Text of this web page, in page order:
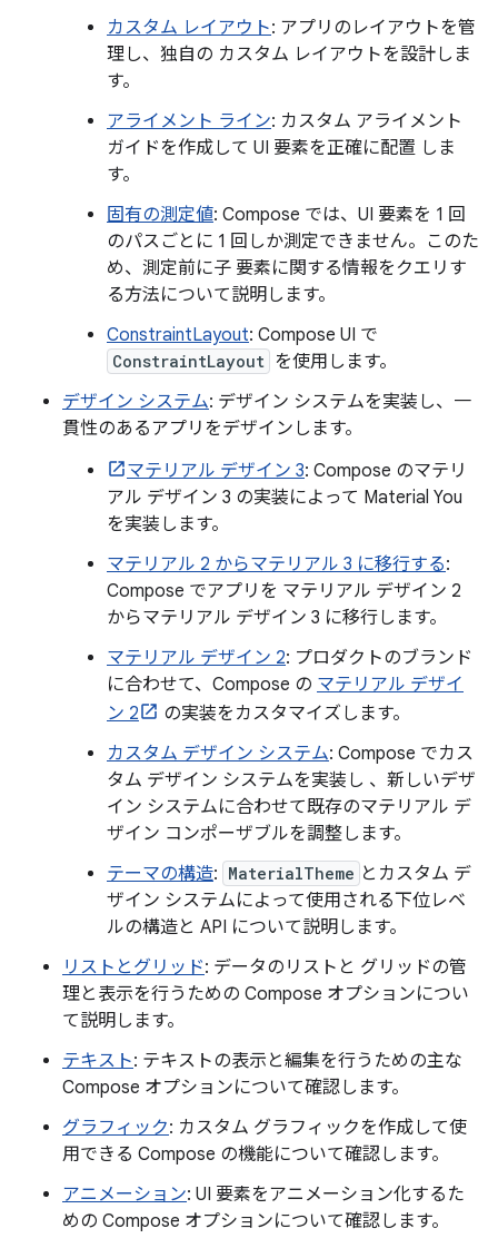
カスタム レイアウト: アプリのレイアウトを管
理し、独自の カスタム レイアウトを設計しま
す。
アライメント ライン: カスタム アライメント
ガイドを作成して UI 要素を正確に配置 しま
す。
固有の測定値: Compose では、UI 要素を 1 回
のパスごとに 1 回しか測定できません。このた
め、測定前に子 要素に関する情報をクエリす
る方法について説明します。
ConstraintLayout: Compose UI で
ConstraintLayout を使用します。
デザイン システム: デザイン システムを実装し、一
貫性のあるアプリをデザインします。
マテリアル デザイン 3: Compose のマテリ
アル デザイン 3 の実装によって Material You
を実装します。
マテリアル 2 からマテリアル 3 に移行する:
Compose でアプリを マテリアル デザイン 2
からマテリアル デザイン 3 に移行します。
マテリアル デザイン 2: プロダクトのブランド
に合わせて、Compose の マテリアル デザイ
ン 2
の実装をカスタマイズします。
カスタム デザイン システム: Compose でカス
タム デザイン システムを実装し 、新しいデザ
イン システムに合わせて既存のマテリアル デ
ザイン コンポーザブルを調整します。
テーマの構造: MaterialTheme とカスタム デ
ザイン システムによって使用される下位レベ
ルの構造と API について説明します。
リストとグリッド: データのリストと グリッドの管
理と表示を行うための Compose オプションについ
て説明します。
テキスト: テキストの表示と編集を行うための主な
Compose オプションについて確認します。
グラフィック: カスタム グラフィックを作成して使
用できる Compose の機能について確認します。
アニメーション: UI 要素をアニメーション化するた
めの Compose オプションについて確認します。